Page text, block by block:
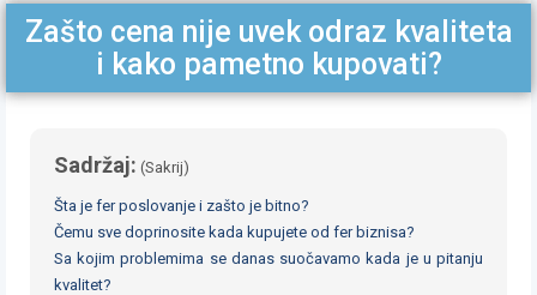
Zašto cena nije uvek odraz kvaliteta
i kako pametno kupovati?
Sadržaj: (Sakrij)
Šta je fer poslovanje i zašto je bitno?
Čemu sve doprinosite kada kupujete od fer biznisa?
Sa kojim problemima se danas suočavamo kada je u pitanju
kvalitet?